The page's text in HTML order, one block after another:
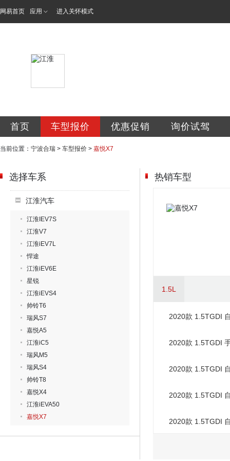
网易首页 应用 进入关怀模式
首页 车型报价 优惠促销 询价试驾
当前位置： 宁波合瑞 > 车型报价 > 嘉悦X7
选择车系
江淮汽车
江淮IEV7S
江淮V7
江淮iEV7L
悍途
江淮iEV6E
星锐
江淮iEVS4
帅铃T6
瑞风S7
嘉悦A5
江淮iC5
瑞风M5
瑞风S4
帅铃T8
嘉悦X4
江淮iEVA50
嘉悦X7
热销车型
1.5L
2020款 1.5TGDI
2020款 1.5TGDI
2020款 1.5TGDI
2020款 1.5TGDI
2020款 1.5TGDI